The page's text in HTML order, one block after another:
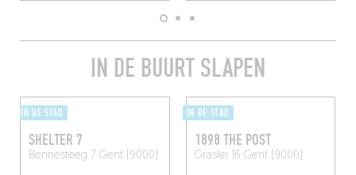
IN DE BUURT SLAPEN
IN DE STAD
SHELTER 7
Bennesteeg 7 Gent (9000)
IN DE STAD
1898 THE POST
Graslei 16 Gent (9000)